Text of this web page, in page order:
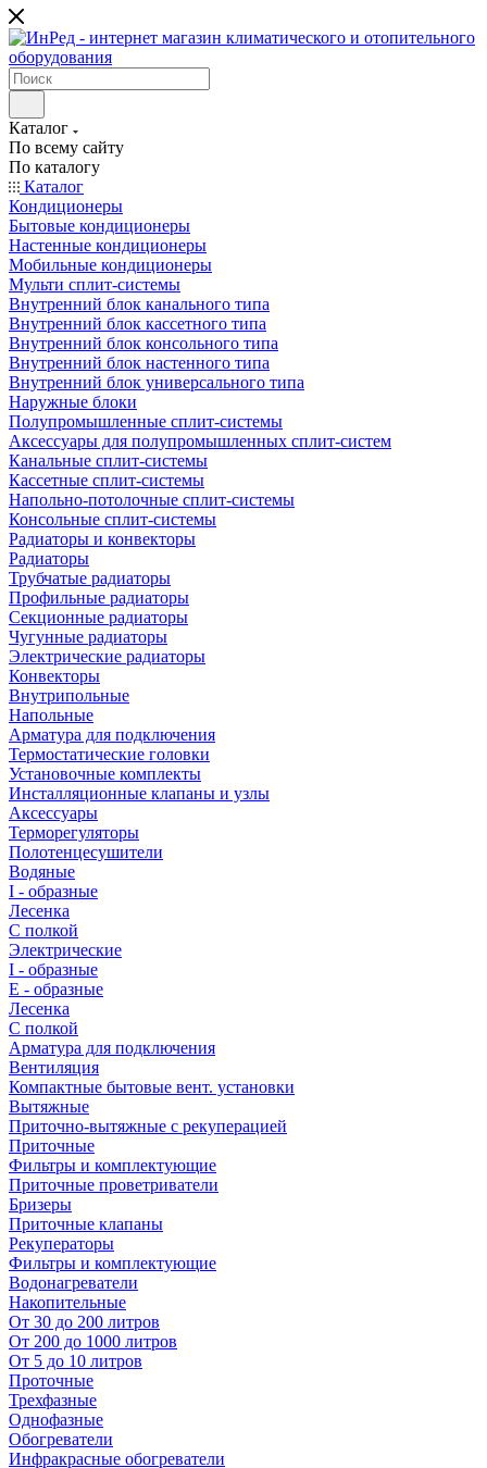
Каталог
По всему сайту
По каталогу
Каталог
Кондиционеры
Бытовые кондиционеры
Настенные кондиционеры
Мобильные кондиционеры
Мульти сплит-системы
Внутренний блок канального типа
Внутренний блок кассетного типа
Внутренний блок консольного типа
Внутренний блок настенного типа
Внутренний блок универсального типа
Наружные блоки
Полупромышленные сплит-системы
Аксессуары для полупромышленных сплит-систем
Канальные сплит-системы
Кассетные сплит-системы
Напольно-потолочные сплит-системы
Консольные сплит-системы
Радиаторы и конвекторы
Радиаторы
Трубчатые радиаторы
Профильные радиаторы
Секционные радиаторы
Чугунные радиаторы
Электрические радиаторы
Конвекторы
Внутрипольные
Напольные
Арматура для подключения
Термостатические головки
Установочные комплекты
Инсталляционные клапаны и узлы
Аксессуары
Терморегуляторы
Полотенцесушители
Водяные
I - образные
Лесенка
С полкой
Электрические
I - образные
E - образные
Лесенка
С полкой
Арматура для подключения
Вентиляция
Компактные бытовые вент. установки
Вытяжные
Приточно-вытяжные с рекуперацией
Приточные
Фильтры и комплектующие
Приточные проветриватели
Бризеры
Приточные клапаны
Рекуператоры
Фильтры и комплектующие
Водонагреватели
Накопительные
От 30 до 200 литров
От 200 до 1000 литров
От 5 до 10 литров
Проточные
Трехфазные
Однофазные
Обогреватели
Инфракрасные обогреватели